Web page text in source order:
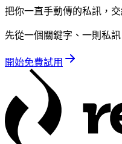
把你一直手動傳的私訊，交
先從一個關鍵字、一則私
開始免費試用